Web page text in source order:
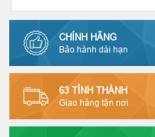
CHÍNH HÃNG
Bảo hành dài hạn
63 TỈNH THÀNH
Giao hàng tận nơi